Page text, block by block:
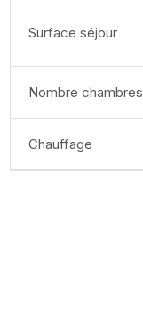
Surface séjour
Nombre chambres
Chauffage